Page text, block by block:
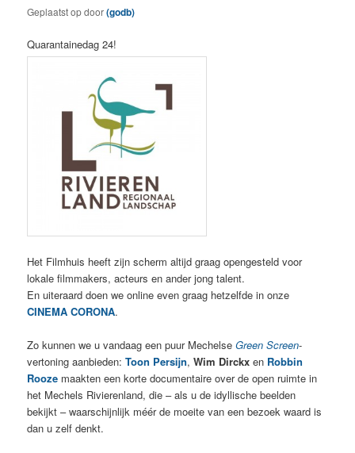
Geplaatst opdoor(godb)
Quarantainedag 24!
Het Filmhuis heeft zijn scherm altijd graag opengesteld voor
lokale filmmakers, acteurs en ander jong talent.
En uiteraard doen we online even graag hetzelfde in onze
CINEMA CORONA.
Zo kunnen we u vandaag een puur MechelseGreen Screen-
vertoning aanbieden:Toon Persijn,Wim Dirckx en Robbin
Rooze maakten een korte documentaire over de open ruimte in
het Mechels Rivierenland, die – als u de idyllische beelden
bekijkt – waarschijnlijk méér de moeite van een bezoek waard is
dan u zelf denkt.